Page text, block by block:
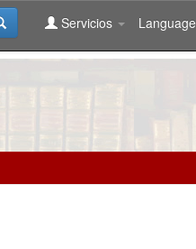
Language
Servicios